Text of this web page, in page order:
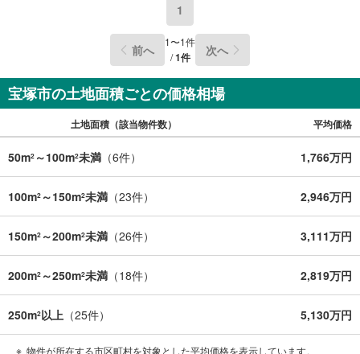
1
前へ 1〜1件
/1件 次へ
宝塚市の土地面積ごとの価格相場
土地面積（該当物件数） 平均価格
50m2 ～100m2未満 （6件） 1,766万円
100m2 ～150m2未満 （23件） 2,946万円
150m2 ～200m2未満 （26件） 3,111万円
200m2 ～250m2未満 （18件） 2,819万円
250m2以上 （25件） 5,130万円
物件が所在する市区町村を対象とした平均価格を表示しています。